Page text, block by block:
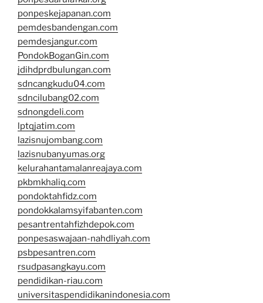
ponpeskejapanan.com
pemdesbandengan.com
pemdesjangur.com
PondokBoganGin.com
jdihdprdbulungan.com
sdncangkudu04.com
sdncilubang02.com
sdnongdeli.com
lptqjatim.com
lazisnujombang.com
lazisnubanyumas.org
kelurahantamalanreajaya.com
pkbmkhaliq.com
pondoktahfidz.com
pondokkalamsyifabanten.com
pesantrentahfizhdepok.com
ponpesaswajaan-nahdliyah.com
psbpesantren.com
rsudpasangkayu.com
pendidikan-riau.com
universitaspendidikanindonesia.com